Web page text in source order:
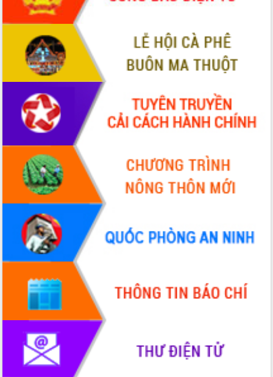
Thứ trưởng Bộ Y tế làm việc với tỉnh
Đắk Lắk về phát triển nhân lực y tế
cho trạm y tế cấp xã
Du lịch Đắk Lắk nâng tầm trải nghiệm
du khách thông qua Hệ thống cơ sở dữ
liệu và Bản đồ số
Tập huấn ứng dụng trí tuệ nhân tạo (AI)
trong thương mại điện tử năm 2026
Đoàn đại biểu Quốc hội tỉnh Đắk Lắk
trao đổi thông tin trước Kỳ họp thứ
nhất, Quốc hội khóa XVI
Quyết liệt cải cách hành chính, khơi
thông nguồn lực phát triển
Nâng cao hiệu lực, hiệu quả HĐND
tỉnh thông qua hiện đại hóa hành chính
Xã Ea Phê gắn cải cách hành chính với
chuyển đổi số
Phó Chủ tịch Thường trực UBND tỉnh
Hồ Thị Nguyên Thảo làm việc tại Trung
tâm Phục vụ hành chính công xã Ea
Xây dựng nền hành chính số đồng
hành cùng nông dân dân, doanh nghiệp
Giai đoạn 2026-2030, Đắk Lắk phấn
đấu có 77% xã đạt chuẩn nông thôn
mới
Chuyển đổi số 'mở đường' cho nông
nghiệp Đắk Lắk tăng trưởng bứt phá